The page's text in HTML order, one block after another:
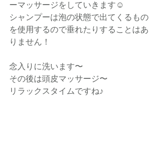
ーマッサージをしていきます☺️
シャンプーは泡の状態で出てくるもの
を使用するので垂れたりすることはあ
りません！
念入りに洗います〜
その後は頭皮マッサージ〜
リラックスタイムですね♪